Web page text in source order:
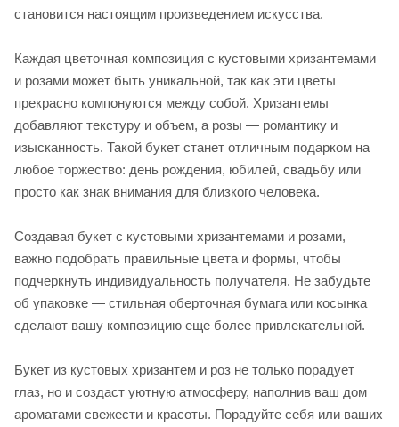
становится настоящим произведением искусства.
Каждая цветочная композиция с кустовыми хризантемами
и розами может быть уникальной, так как эти цветы
прекрасно компонуются между собой. Хризантемы
добавляют текстуру и объем, а розы — романтику и
изысканность. Такой букет станет отличным подарком на
любое торжество: день рождения, юбилей, свадьбу или
просто как знак внимания для близкого человека.
Создавая букет с кустовыми хризантемами и розами,
важно подобрать правильные цвета и формы, чтобы
подчеркнуть индивидуальность получателя. Не забудьте
об упаковке — стильная оберточная бумага или косынка
сделают вашу композицию еще более привлекательной.
Букет из кустовых хризантем и роз не только порадует
глаз, но и создаст уютную атмосферу, наполнив ваш дом
ароматами свежести и красоты. Порадуйте себя или ваших